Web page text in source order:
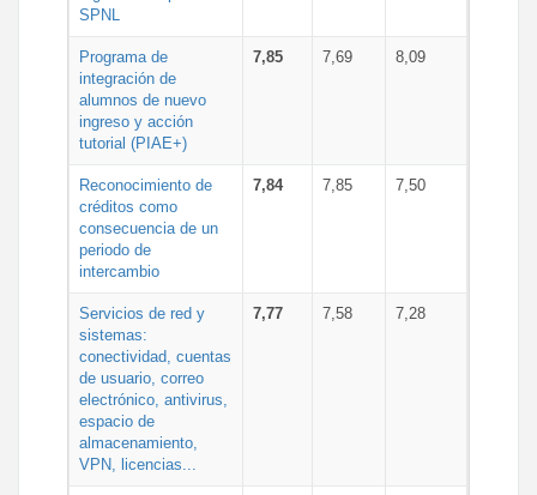
SPNL
Programa de
integración de
alumnos de nuevo
ingreso y acción
tutorial (PIAE+)
7,85 7,69 8,09
Reconocimiento de
créditos como
consecuencia de un
periodo de
intercambio
7,84 7,85 7,50
Servicios de red y
sistemas:
conectividad, cuentas
de usuario, correo
electrónico, antivirus,
espacio de
almacenamiento,
VPN, licencias...
7,77 7,58 7,28